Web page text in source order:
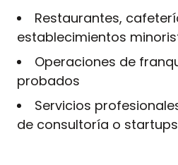
Restaurantes,
establecimientos
Operaciones de
probados
Servicios
de consultoría o